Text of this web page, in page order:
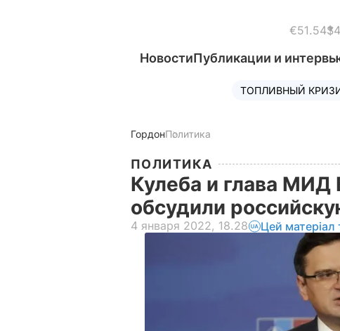
€51.54
НовостиПубликации и
ТОПЛИВНЫЙ
ГордонПолитика
ПОЛИТИКА
Кулеба и глава МИД
обсудили
4 января 2022, 18.28 Цей